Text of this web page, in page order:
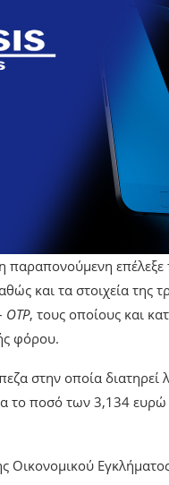
και τα στοιχεία της
OTP, τους οποίους και
φόρου.
στην οποία διατηρεί
το ποσό των 3,134 ευρώ
Οικονομικού